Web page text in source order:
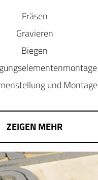
Fräsen
Gravieren
Biegen
und Montage
ZEIGEN MEHR